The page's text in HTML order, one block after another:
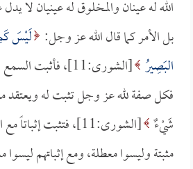
الله له عينان والمخلوق له عينيان لا يدل
بل الأمر كما قال الله عز وجل: لَيْسَ
البَصِيرُ
[الشورى:11]، فأثبت
فكل صفة لله عز وجل تثبت له ويعتقد
شَيْءٌ
[الشورى:11]، فتثبت
مثبتة وليسوا معطلة، ومع إثباتهم